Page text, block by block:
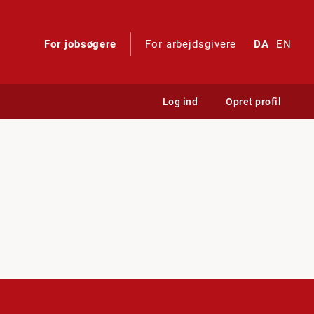
For jobsøgere For arbejdsgivere DA EN
Log ind Opret profil